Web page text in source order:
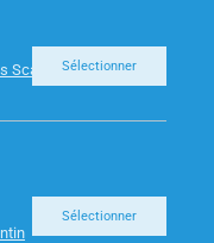
Scarabees 97300
Sélectionner
Sélectionner